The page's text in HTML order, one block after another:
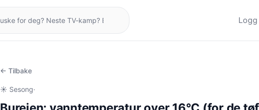
← Tilbake
☀️ Sesong·